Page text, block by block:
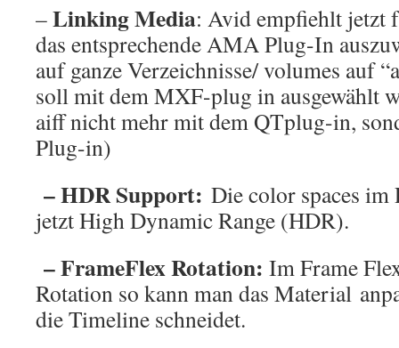
–Linking Media: Avid empfiehlt jetzt
das entsprechende AMA Plug-In
auf ganze Verzeichnisse/ volumes auf
soll mit dem MXF-plug in ausgewählt
aiff nicht mehr mit dem QTplug-in,
Plug-in)
– HDR Support: Die color spaces
jetzt High Dynamic Range (HDR).
– FrameFlex Rotation: Im Frame
Rotation so kann man das Material
die Timeline schneidet.